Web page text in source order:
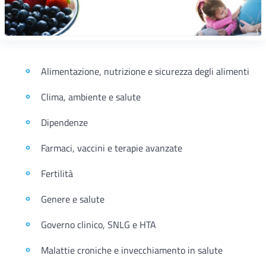
Alimentazione, nutrizione e sicurezza degli alimenti
Clima, ambiente e salute
Dipendenze
Farmaci, vaccini e terapie avanzate
Fertilità
Genere e salute
Governo clinico, SNLG e HTA
Malattie croniche e invecchiamento in salute